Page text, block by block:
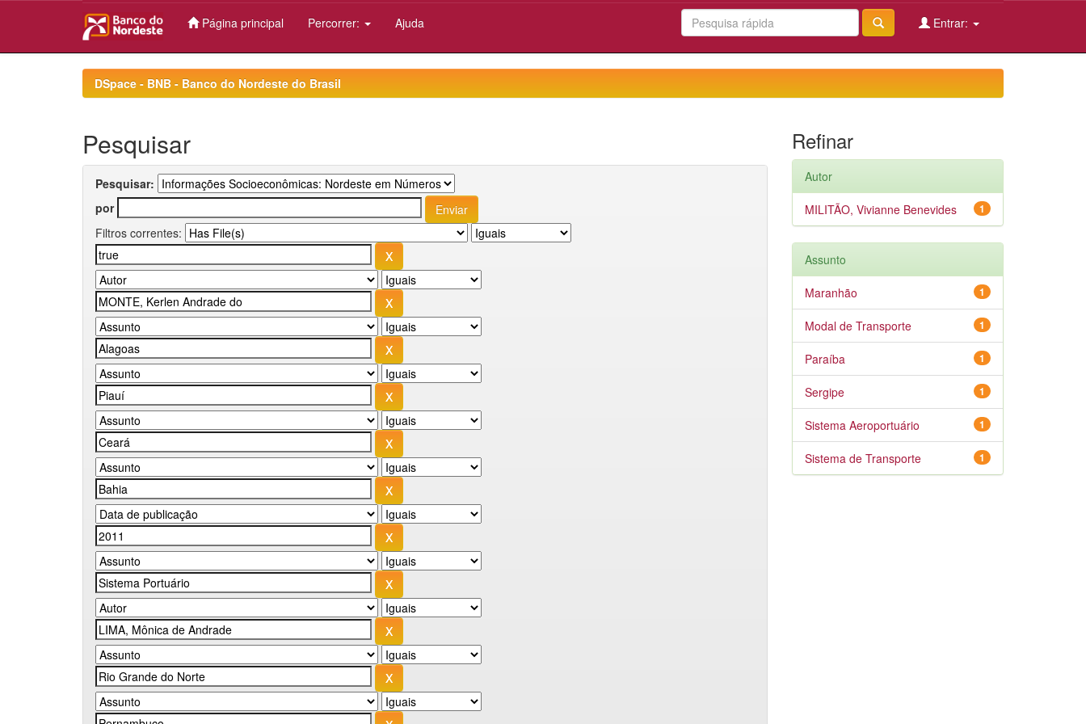
Página principal Percorrer: Ajuda Entrar:
DSpace - BNB - Banco do Nordeste do Brasil
Pesquisar
Pesquisar:
por
Filtros correntes:
Refinar
Autor
1
MILITÃO, Vivianne Benevides
Assunto
1
Maranhão
1
Modal de Transporte
1
Paraíba
1
Sergipe
1
Sistema Aeroportuário
1
Sistema de Transporte